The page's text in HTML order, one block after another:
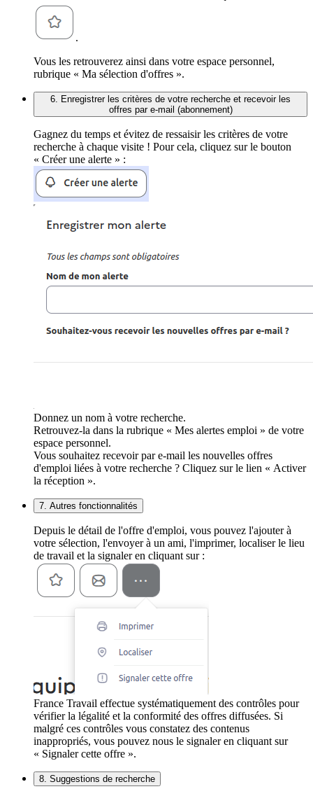
.
Vous les retrouverez ainsi dans votre espace personnel,
rubrique « Ma sélection d'offres ».
6. Enregistrer les critères de votre recherche et recevoir les
offres par e-mail (abonnement)
Gagnez du temps et évitez de ressaisir les critères de votre
recherche à chaque visite ! Pour cela, cliquez sur le bouton
« Créer une alerte » :
Donnez un nom à votre recherche.
Retrouvez-la dans la rubrique « Mes alertes emploi » de votre
espace personnel.
Vous souhaitez recevoir par e-mail les nouvelles offres
d'emploi liées à votre recherche ? Cliquez sur le lien « Activer
la réception ».
7. Autres fonctionnalités
Depuis le détail de l'offre d'emploi, vous pouvez l'ajouter à
votre sélection, l'envoyer à un ami, l'imprimer, localiser le lieu
de travail et la signaler en cliquant sur :
France Travail effectue systématiquement des contrôles pour
vérifier la légalité et la conformité des offres diffusées. Si
malgré ces contrôles vous constatez des contenus
inappropriés, vous pouvez nous le signaler en cliquant sur
« Signaler cette offre ».
8. Suggestions de recherche